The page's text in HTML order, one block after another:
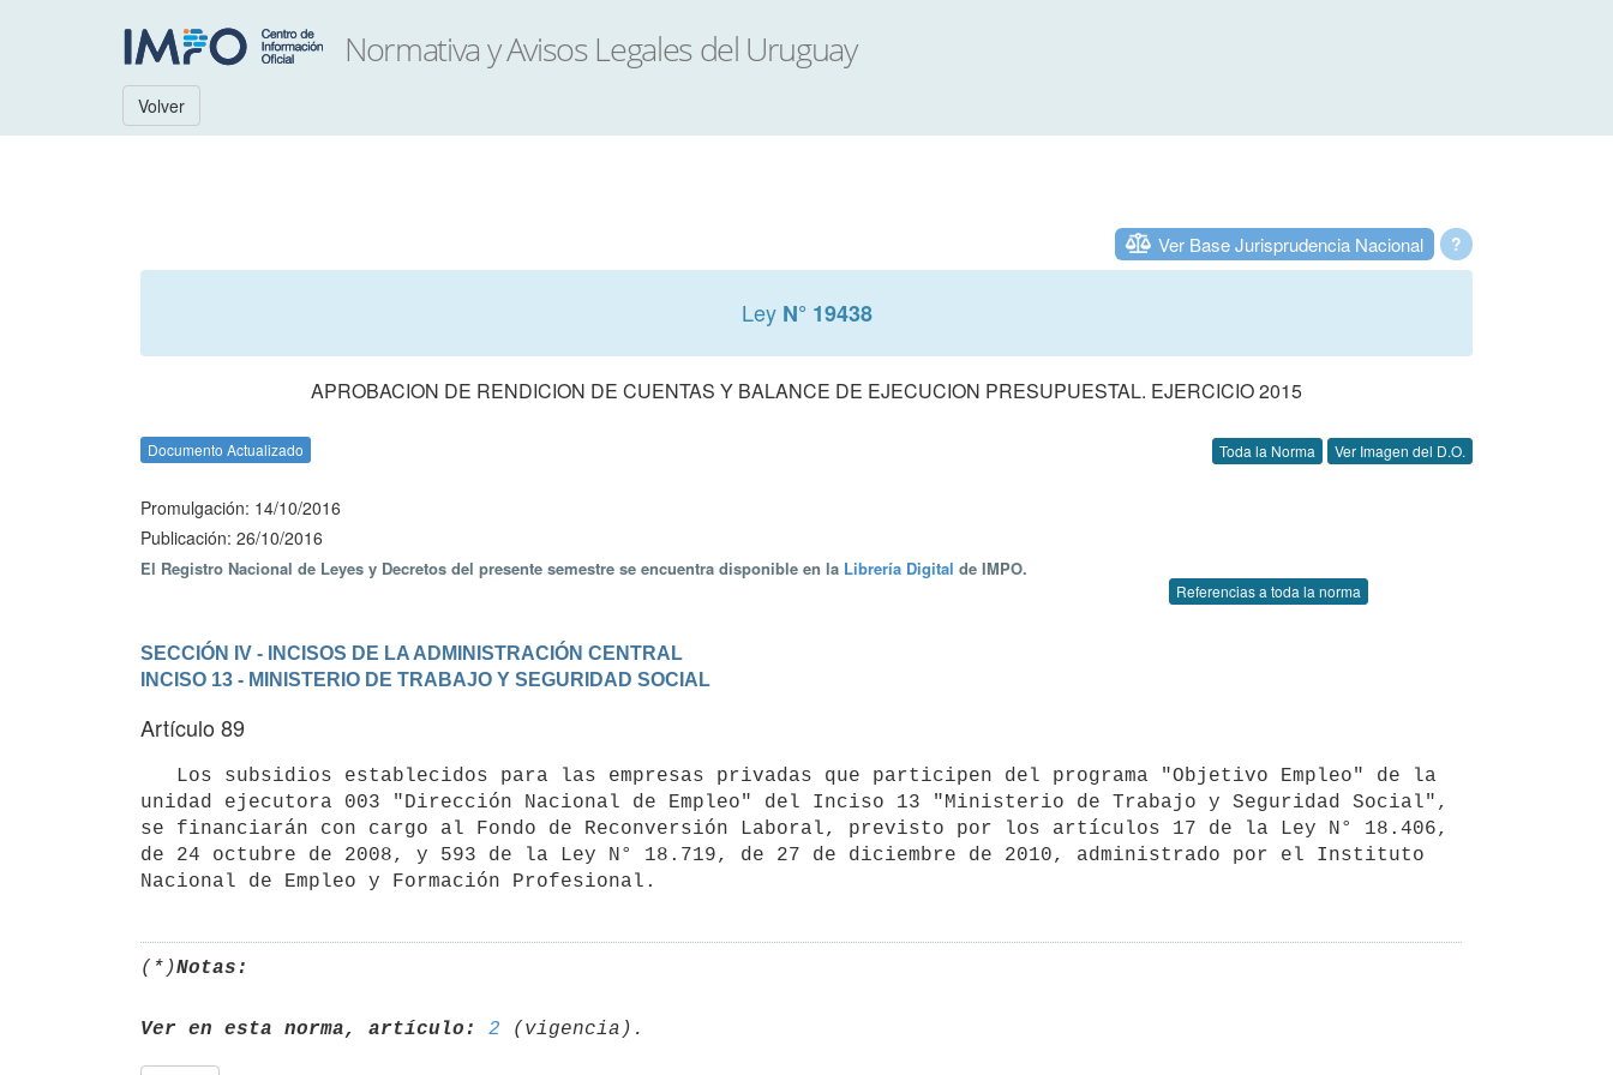
Volver
?
Ver Base Jurisprudencia Nacional
Ley N° 19438
APROBACION DE RENDICION DE CUENTAS Y BALANCE DE EJECUCION PRESUPUESTAL. EJERCICIO 2015
Documento Actualizado Toda la Norma Ver Imagen del D.O.
Promulgación: 14/10/2016
Publicación: 26/10/2016
El Registro Nacional de Leyes y Decretos del presente semestre se encuentra disponible en la Librería Digital de IMPO.
Referencias a toda la norma
SECCIÓN IV - INCISOS DE LA ADMINISTRACIÓN CENTRAL
INCISO 13 - MINISTERIO DE TRABAJO Y SEGURIDAD SOCIAL
Artículo 89
unidad ejecutora 003 "Dirección Nacional de Empleo" del Inciso 13 "Ministerio de Trabajo y Seguridad Social",
se financiarán con cargo al Fondo de Reconversión Laboral, previsto por los artículos 17 de la Ley N° 18.406,
de 24 octubre de 2008, y 593 de la Ley N° 18.719, de 27 de diciembre de 2010, administrado por el Instituto
(*)Notas:
Ver en esta norma, artículo: 2